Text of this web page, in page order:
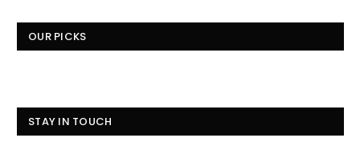
OUR PICKS
STAY IN TOUCH